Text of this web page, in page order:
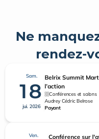
Ne
rendez-
Sam.
18
jui. 2026
Belrix Summit
l’action
Conférences et salons
Audrey Cédric Belrose
Payant
Ven.
Conférence sur